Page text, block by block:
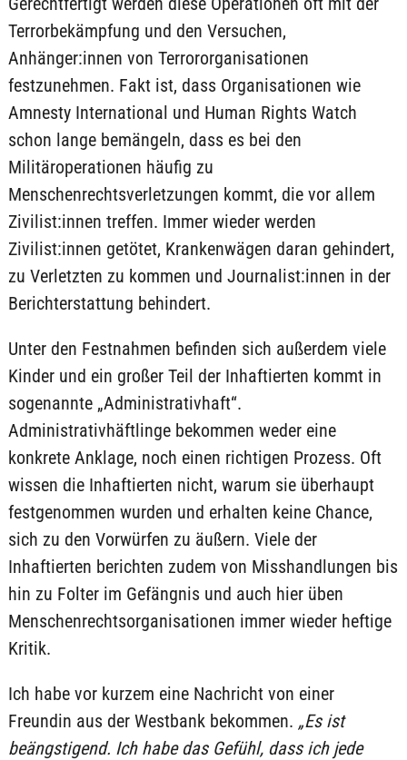
Terrorbekämpfung und den Versuchen,
Anhänger:innen von Terrororganisationen
festzunehmen. Fakt ist, dass Organisationen wie
Amnesty International und Human Rights Watch
schon lange bemängeln, dass es bei den
Militäroperationen häufig zu
Menschenrechtsverletzungen kommt, die vor allem
Zivilist:innen treffen. Immer wieder werden
Zivilist:innen getötet, Krankenwägen daran gehindert,
zu Verletzten zu kommen und Journalist:innen in der
Berichterstattung behindert.
Unter den Festnahmen befinden sich außerdem viele
Kinder und ein großer Teil der Inhaftierten kommt in
sogenannte „Administrativhaft“.
Administrativhäftlinge bekommen weder eine
konkrete Anklage, noch einen richtigen Prozess. Oft
wissen die Inhaftierten nicht, warum sie überhaupt
festgenommen wurden und erhalten keine Chance,
sich zu den Vorwürfen zu äußern. Viele der
Inhaftierten berichten zudem von Misshandlungen bis
hin zu Folter im Gefängnis und auch hier üben
Menschenrechtsorganisationen immer wieder heftige
Kritik.
Ich habe vor kurzem eine Nachricht von einer
Freundin aus der Westbank bekommen. „Es ist
beängstigend. Ich habe das Gefühl, dass ich jede